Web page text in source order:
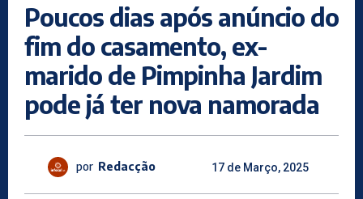
Poucos dias após anúncio do
fim do casamento, ex-
marido de Pimpinha Jardim
pode já ter nova namorada
por Redacção 17 de Março, 2025